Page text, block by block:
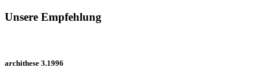
Unsere Empfehlung
archithese 3.1996